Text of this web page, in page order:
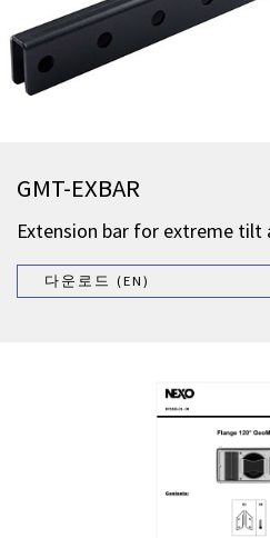
GMT-EXBAR
Extension bar for extreme tilt
다운로드 (EN)